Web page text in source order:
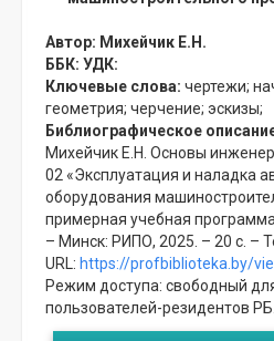
Автор: Михейчик Е.Н.
ББК: УДК:
Ключевые слова: чертежи;
геометрия; черчение; эскизы;
Библиографическое
Михейчик Е.Н. Основы
02 «Эксплуатация и наладка
оборудования
примерная учебная
– Минск: РИПО, 2025. – 20 с. –
URL: https://profbiblioteka.by/
Режим доступа: свободный
пользователей-резидентов РБ.